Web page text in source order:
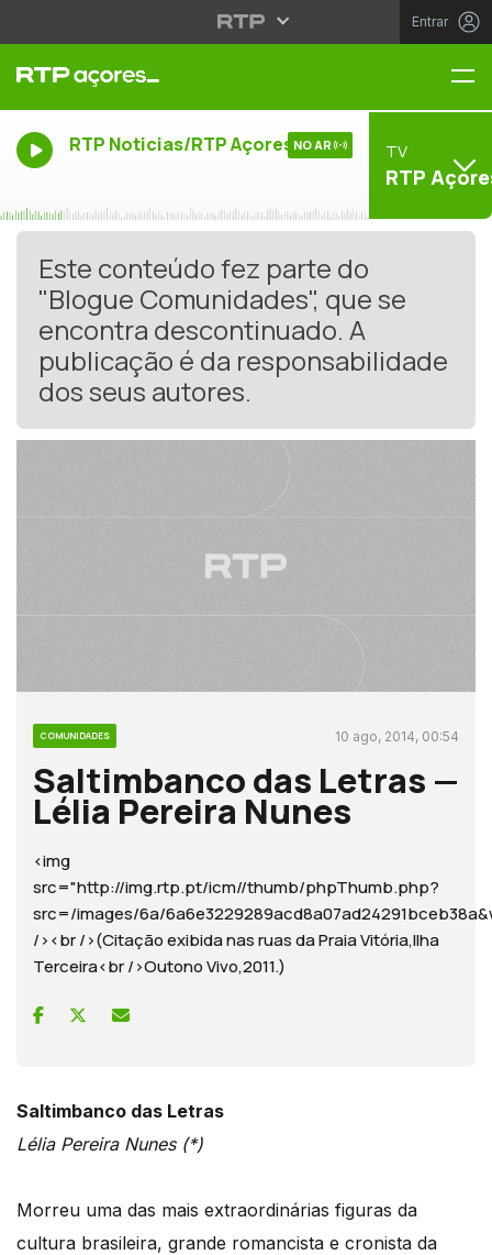
Entrar
RTP Noticias/RTP Açores NO AR TV
RTP
Este conteúdo fez parte do
"Blogue Comunidades", que se
encontra descontinuado. A
publicação é da responsabilidade
dos seus autores.
COMUNIDADES 10 ago, 2014, 00:54
Saltimbanco das Letras —
Lélia Pereira Nunes
<img
src="http://img.rtp.pt/icm//thumb/phpThumb.php?
src=/images/6a/
/><br />(Citação exibida nas ruas da Praia Vitória,Ilha
Terceira<br />Outono Vivo,2011.)
Saltimbanco das Letras
Lélia Pereira Nunes (*)
Morreu uma das mais extraordinárias figuras da
cultura brasileira, grande romancista e cronista da